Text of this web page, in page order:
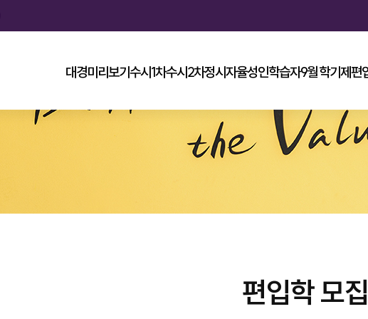
대경미리보기수시1차수시2차정시자율성인학습자9월 학기제편
편입학 모